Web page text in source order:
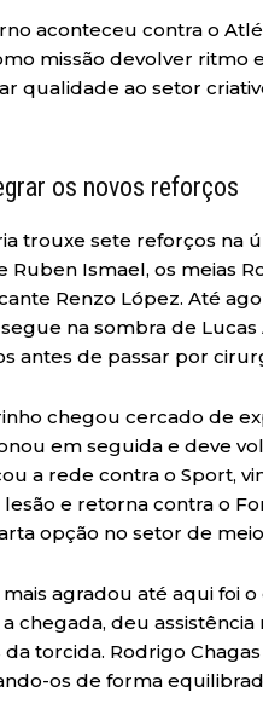
aconteceu contra o
missão devolver ritmo
qualidade ao setor
os novos reforços
trouxe sete reforços na
Ruben Ismael, os meias
Renzo López. Até
na sombra de
antes de passar por
chegou cercado de
em seguida e deve
a rede contra o Sport,
e retorna contra o
opção no setor de
agradou até aqui foi
chegada, deu
da torcida. Rodrigo
os de forma